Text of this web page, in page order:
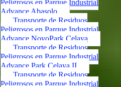
Peligrosos en Parque Industrial
Advance Abasolo
Transporte de Residuos
Peligrosos en Parque Industrial
Advance NovoPark Celaya
Transporte de Residuos
Peligrosos en Parque Industrial
Advance Park Celaya II
Transporte de Residuos
Peligrosos en Parque Industrial